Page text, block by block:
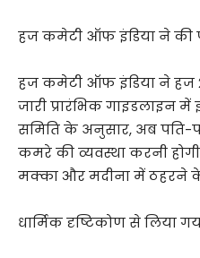
हज कमेटी ऑफ इंडिया ने की
हज कमेटी ऑफ इंडिया ने हज
जारी प्रारंभिक गाइडलाइन
समिति के अनुसार, अब
कमरे की व्यवस्था करनी
मक्का और मदीना में ठहरने के
धार्मिक दृष्टिकोण से लिया